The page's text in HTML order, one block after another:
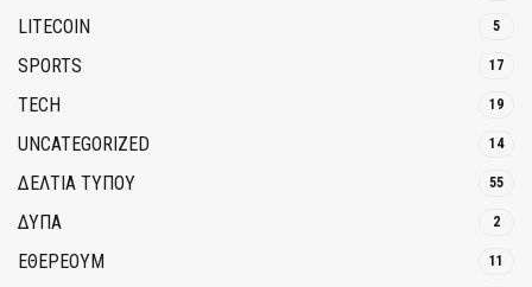
LITECOIN 5
SPORTS 17
TECH 19
UNCATEGORIZED 14
ΔΕΛΤΙΑ ΤΥΠΟΥ 55
ΔΥΠΑ 2
ΕΘΈΡΕΟΥΜ 11